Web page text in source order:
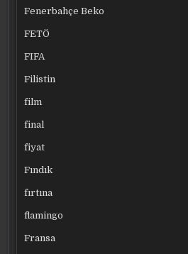
Fenerbahçe Beko
FETÖ
FIFA
Filistin
film
final
fiyat
Fındık
fırtına
flamingo
Fransa